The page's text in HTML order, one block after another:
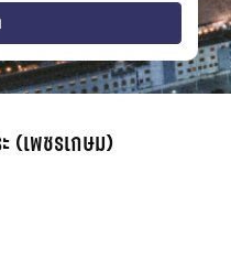
(เพชรเกษม)